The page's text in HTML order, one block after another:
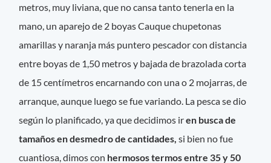
metros, muy liviana, que no cansa tanto tenerla en la
mano, un aparejo de 2 boyas Cauque chupetonas
amarillas y naranja más puntero pescador con distancia
entre boyas de 1,50 metros y bajada de brazolada corta
de 15 centímetros encarnando con una o 2 mojarras, de
arranque, aunque luego se fue variando. La pesca se dio
según lo planificado, ya que decidimos iren busca de
tamaños en desmedro de cantidades,si bien no fue
cuantiosa, dimos con hermosos termos entre 35 y 50